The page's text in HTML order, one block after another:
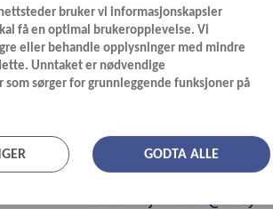
Oddleif Bjørkevoll
Trafikkleder
bruker vi informasjonskapsler
få en optimal brukeropplevelse. Vi
eller behandle opplysninger med mindre
Unntaket er nødvendige
som sørger for grunnleggende funksjoner på
GODTA ALLE